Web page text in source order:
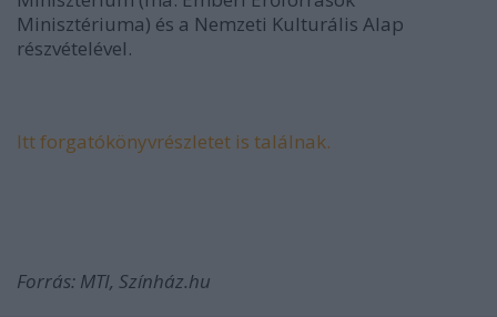
Minisztériuma) és a Nemzeti Kulturális Alap
részvételével.
Itt forgatókönyvrészletet is találnak.
Forrás: MTI, Színház.hu